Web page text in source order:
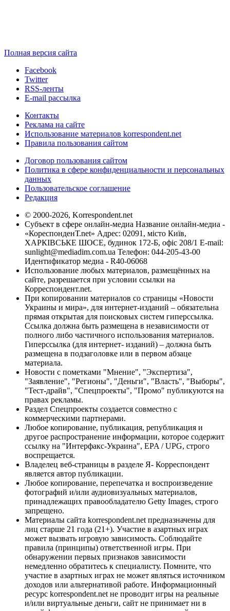
Полная версия сайта
Facebook
Twitter
RSS-ленты
E-mail рассылка
Контакты
Реклама на сайте
Использование материалов korrespondent.net
Правила пользования сайтом
Договор пользования сайтом
Политика в сфере конфиденциальности и персональных
данных
Пользовательское соглашение
Редакция
© 2000-2026, Korrespondent.net
Субъект в сфере онлайн-медиа Название онлайн-медиа -
«КореспонденТ.net» Адрес: 02091, місто Київ,
ХАРКІВСЬКЕ ШОСЕ, будинок 172-Б, офіс 208/1 E-mail:
sunlight@mediadim.com.ua Телефон: 044-205-43-00
Идентификатор медиа - R40-06068
Использование любых материалов, размещённых на
сайте, разрешается при условии ссылки на
Корреспондент.net.
При копировании материалов со страницы «Новости
Украины и мира», для интернет-изданий – обязательна
прямая открытая для поисковых систем гиперссылка.
Ссылка должна быть размещена в независимости от
полного либо частичного использования материалов.
Гиперссылка (для интернет- изданий) – должна быть
размещена в подзаголовке или в первом абзаце
материала.
Новости с пометками "Мнение", "Экспертиза",
"Заявление", "Регионы", "Деньги", "Власть", "Выборы",
"Тест-драйв", "Спецпроекты", "Промо" публикуются на
правах рекламы.
Раздел Спецпроекты создается совместно с
коммерческими партнерами.
Любое копирование, публикация, републикация и
другое распространение информации, которое содержит
ссылку на "Интерфакс-Украина", EPA / UPG, строго
воспрещается.
Владелец веб-страницы в разделе Я- Корреспондент
является автор публикации.
Любое копирование, перепечатка и воспроизведение
фотографий и/или аудиовизуальных материалов,
принадлежащих правообладателю Getty Images, строго
запрещено.
Материалы сайта korrespondent.net предназначены для
лиц старше 21 года (21+). Участие в азартных играх
может вызвать игровую зависимость. Соблюдайте
правила (принципы) ответственной игры. При
обнаружении первых признаков зависимости
немедленно обратитесь к специалисту. Помните, что
участие в азартных играх не может являться источником
доходов или альтернативой работе. Информационный
ресурс korrespondent.net не проводит игры на реальные
и/или виртуальные деньги, сайт не принимает ни в